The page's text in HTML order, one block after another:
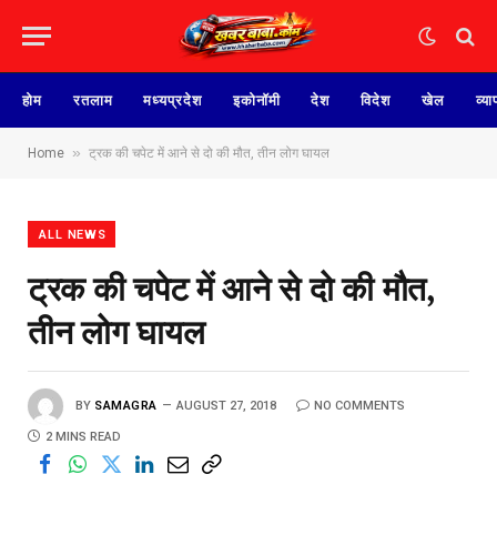
होम रतलाम मध्यप्रदेश इकोनॉमी देश विदेश खेल
Home » ट्रक की चपेट में आने से दो की मौत, तीन लोग घायल
ALL NEWS
ट्रक की चपेट में आने से दो की मौत,
तीन लोग घायल
BY SAMAGRA AUGUST 27, 2018 NO COMMENTS
2 MINS READ